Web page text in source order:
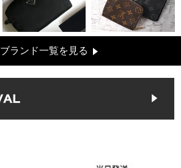
ブランド一覧を見る